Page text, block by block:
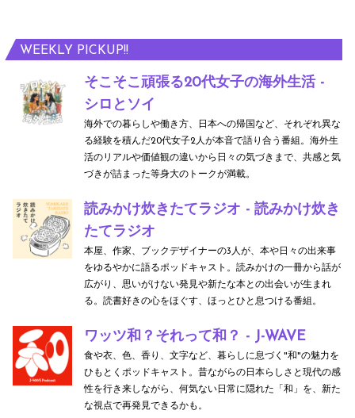
WEEKLY PICKUP!!
そこそこ頑張る20代女子の海外生活 -
シロとソイ
海外での暮らしや働き方、日本への帰国など、それぞれ異な
る経験を積んだ20代女子2人が本音で語り合う番組。海外生
活のリアルや価値観の違いから日々の気づきまで、共感と気
づきが詰まった等身大のトークが満載。
読みかけ炊きたてラジオ - 読みかけ炊き
たてラジオ
本屋、作家、ブックデザイナーの3人が、本や日々の出来事
をゆるやかに語るポッドキャスト。読みかけの一冊から話が
広がり、思いがけない発見や新たな本との出会いが生まれ
る。読書好きの心をほぐす、ほっとひと息つける番組。
ワッツ和？それって和？ - J-WAVE
食や衣、色、香り、文字など、暮らしに息づく"和"の魅力を
ひもとくポッドキャスト。昔ながらの日本らしさと現代の感
性を行き来しながら、何気ない日常に隠れた「和」を、新た
な視点で再発見できるかも。